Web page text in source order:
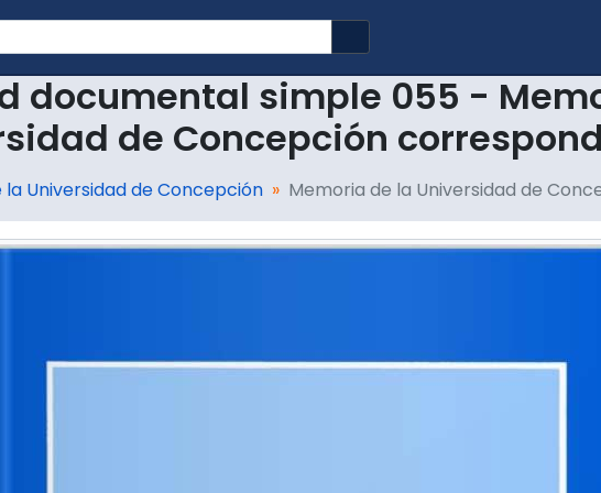
documental simple 055 -
de Concepción
la Universidad de Concepción Memoria de la Universidad de